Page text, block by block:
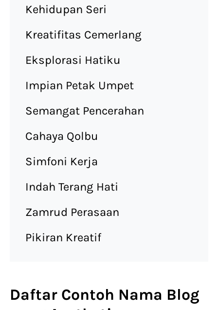
Kehidupan Seri
Kreatifitas Cemerlang
Eksplorasi Hatiku
Impian Petak Umpet
Semangat Pencerahan
Cahaya Qolbu
Simfoni Kerja
Indah Terang Hati
Zamrud Perasaan
Pikiran Kreatif
Daftar Contoh Nama Blog